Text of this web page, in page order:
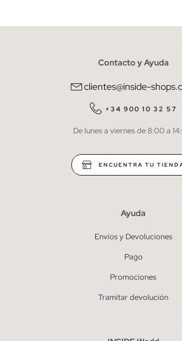
He leído y entiendo lapolítica de privacidad
QUIERO SUSCRIBIRME
* Puedes cancelar la suscripción en cualquier
Contacto y Ayuda
clientes@inside-
+34 900 10 32 57
De lunes a viernes de 8:00 a
ENCUENTRA TU
Ayuda
Envíos y Devoluciones
Pago
Promociones
Tramitar devolución